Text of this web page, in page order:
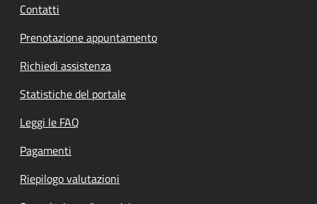
Contatti
Prenotazione appuntamento
Richiedi assistenza
Statistiche del portale
Leggi le FAQ
Pagamenti
Riepilogo valutazioni